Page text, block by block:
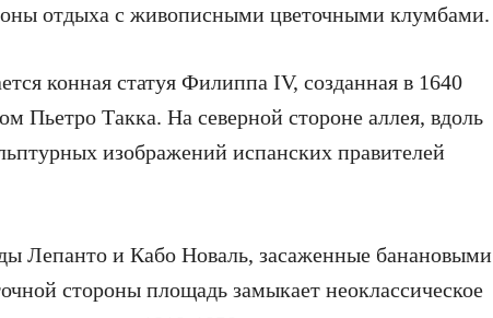
отдыха с живописными цветочными клумбами.
конная статуя Филиппа IV, созданная в 1640
Пьетро Такка. На северной стороне аллея, вдоль
изображений испанских правителей
Лепанто и Кабо Новаль, засаженные банановыми
стороны площадь замыкает неоклассическое